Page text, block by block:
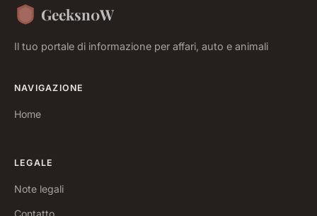
Geeksn0W
Il tuo portale di informazione per affari, auto e animali
NAVIGAZIONE
Home
LEGALE
Note legali
Contatto